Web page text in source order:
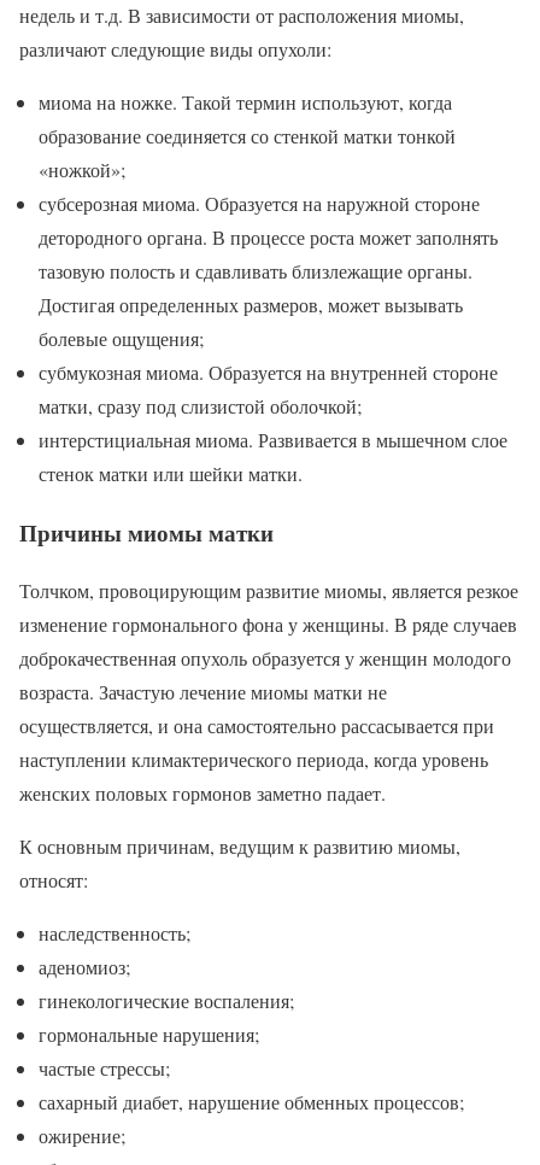
недель и т.д. В зависимости от расположения миомы,
различают следующие виды опухоли:
миома на ножке. Такой термин используют, когда
образование соединяется со стенкой матки тонкой
«ножкой»;
субсерозная миома. Образуется на наружной стороне
детородного органа. В процессе роста может заполнять
тазовую полость и сдавливать близлежащие органы.
Достигая определенных размеров, может вызывать
болевые ощущения;
субмукозная миома. Образуется на внутренней стороне
матки, сразу под слизистой оболочкой;
интерстициальная миома. Развивается в мышечном слое
стенок матки или шейки матки.
Причины миомы матки
Толчком, провоцирующим развитие миомы, является резкое
изменение гормонального фона у женщины. В ряде случаев
доброкачественная опухоль образуется у женщин молодого
возраста. Зачастую лечение миомы матки не
осуществляется, и она самостоятельно рассасывается при
наступлении климактерического периода, когда уровень
женских половых гормонов заметно падает.
К основным причинам, ведущим к развитию миомы,
относят:
наследственность;
аденомиоз;
гинекологические воспаления;
гормональные нарушения;
частые стрессы;
сахарный диабет, нарушение обменных процессов;
ожирение;